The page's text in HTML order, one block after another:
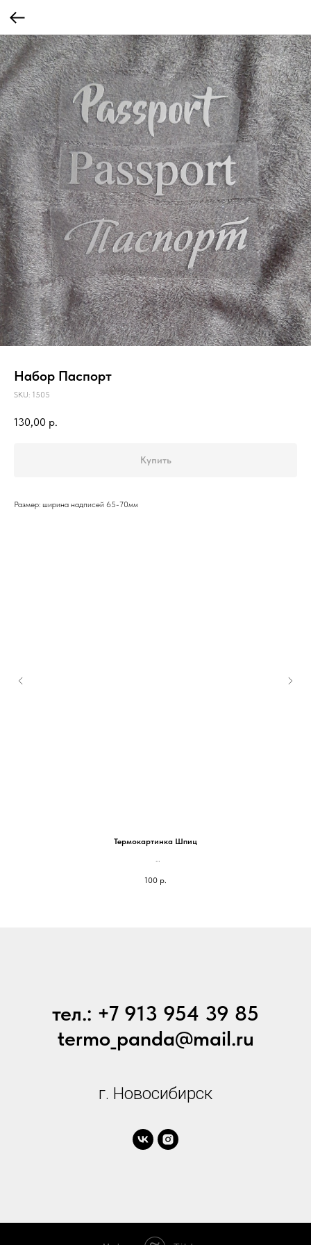
Набор Паспорт
SKU: 1505
130,00 р.
Купить
Размер: ширина надписей 65-70мм
Термокартинка Шпиц
На паспорт 75*75мм - 70 руб
100 р.
тел.: +7 913 954 39 85
termo_panda@mail.ru
г. Новосибирск